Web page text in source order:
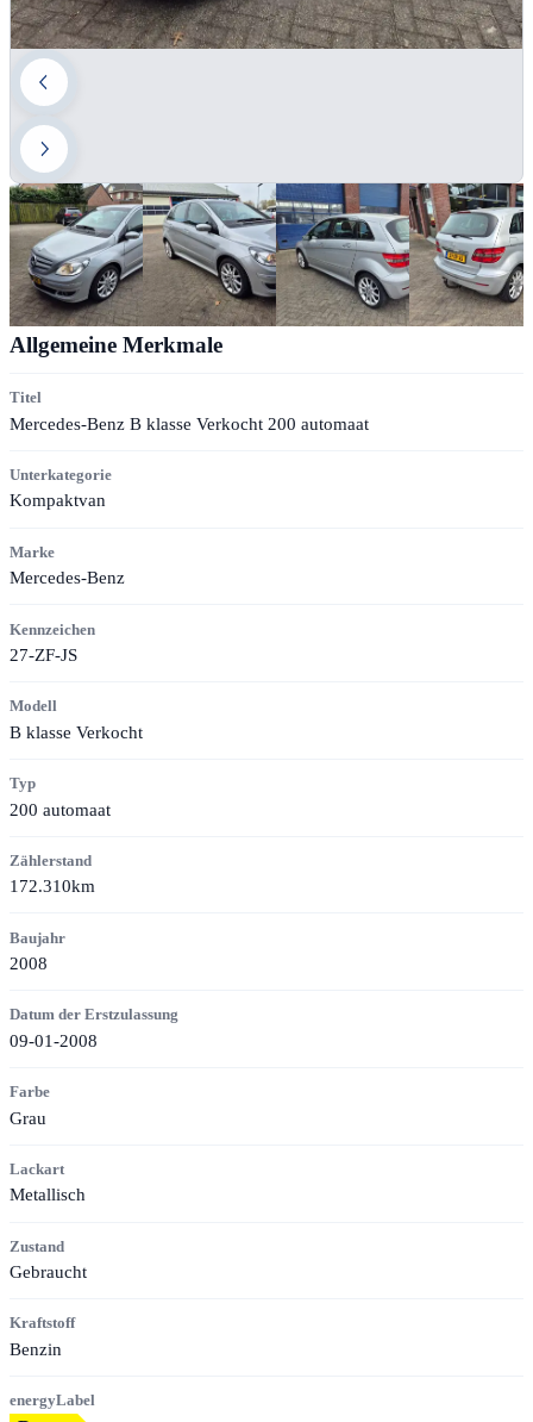
Allgemeine Merkmale
Titel
Mercedes-Benz B klasse Verkocht 200 automaat
Unterkategorie
Kompaktvan
Marke
Mercedes-Benz
Kennzeichen
27-ZF-JS
Modell
B klasse Verkocht
Typ
200 automaat
Zählerstand
172.310km
Baujahr
2008
Datum der Erstzulassung
09-01-2008
Farbe
Grau
Lackart
Metallisch
Zustand
Gebraucht
Kraftstoff
Benzin
energyLabel